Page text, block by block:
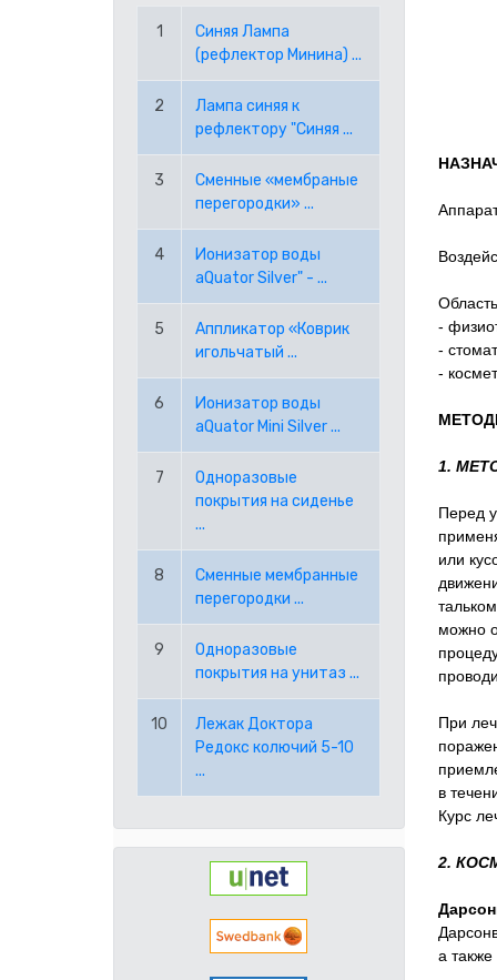
RON РУМЫНСКИЙ ЛЕЙ
RUB РОССИЙСКИЙ РУБЛЬ
USD АМЕРИКАНСКИЙ ДОЛЛАР
PPE PAYPAL (EUR)
1
Синяя Лампа
(рефлектор Минина) ...
2
Лампа синяя к
рефлектору "Синяя ...
3
Сменные «мембраные
перегородки» ...
4
Ионизатор воды
aQuator Silver" - ...
5
Аппликатор «Коврик
игольчатый ...
6
Ионизатор воды
aQuator Mini Silver ...
7
Одноразовые
покрытия на сиденье
...
8
Сменные мембранные
перегородки ...
9
Одноразовые
покрытия на унитаз ...
10
Лежак Доктора
Редокс колючий 5-10
...
-
-
-
1.
Перед
или
можно
При
в
Курс
2.
а